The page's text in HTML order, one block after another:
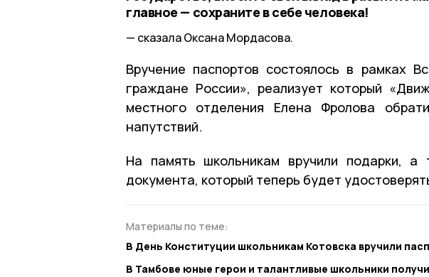
главное — сохраните в себе человека!
сказала Оксана Мордасова.
Вручение паспортов состоялось в рамках
граждане России», реализует который
местного отделения Елена Фролова
напутствий.
На память школьникам вручили подарки, а
документа, который теперь будет
Материалы по теме:
В День Конституции школьникам Котовска вручили
В Тамбове юные герои и талантливые школьники